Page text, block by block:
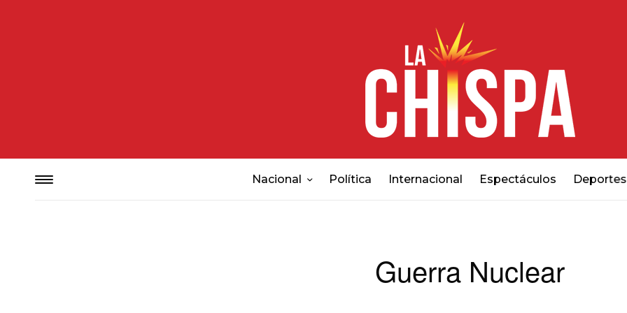
Nacional Política Internacional Espectáculos Deportes
Guerra Nuclear